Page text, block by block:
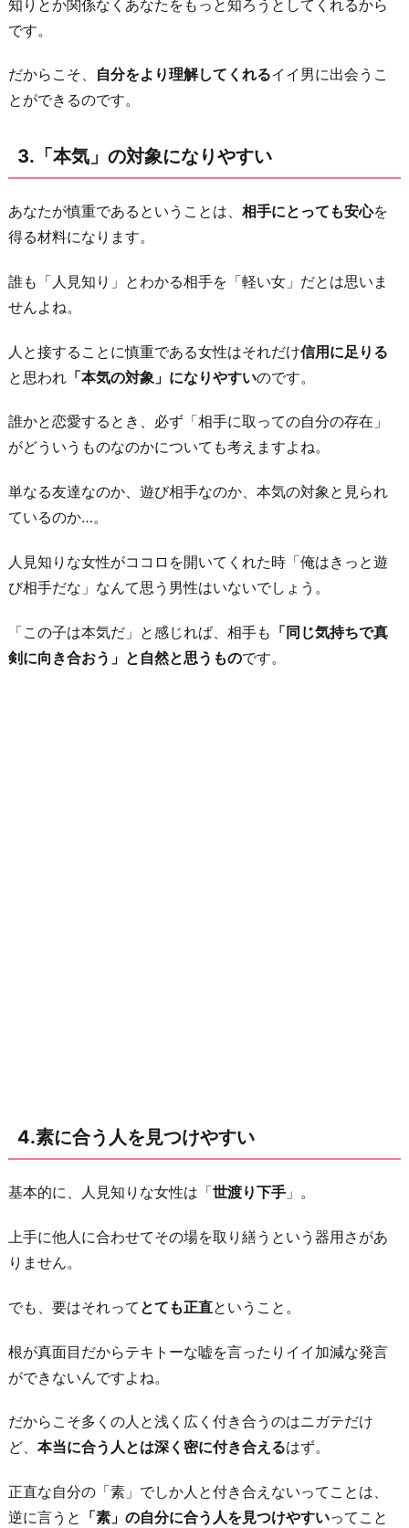
あ
る
男
性
や
す
お
り
に
知りとか関係なくあなたをもっと知ろうとしてくれるから
です。
だからこそ、 自分をより理解してくれるイイ男に出会うこ
とができるのです。
3.「本気」の対象になりやすい
あなたが慎重であるということは、 相手にとっても安心を
得る材料になります。
誰も「人見知り」とわかる相手を「軽い女」だとは思いま
せんよね。
人と接することに慎重である女性はそれだけ信用に足りる
と思われ 「本気の対象」になりやすいのです。
誰かと恋愛するとき、必ず「相手に取っての自分の存在」
がどういうものなのかについても考えますよね。
単なる友達なのか、遊び相手なのか、本気の対象と見られ
ているのか…。
人見知りな女性がココロを開いてくれた時「俺はきっと遊
び相手だな」なんて思う男性はいないでしょう。
「この子は本気だ」と感じれば、相手も 「同じ気持ちで真
剣に向き合おう」と自然と思うものです。
4.素に合う人を見つけやすい
基本的に、人見知りな女性は「世渡り下手 」。
上手に他人に合わせてその場を取り繕うという器用さがあ
りません。
でも、要はそれって とても正直ということ。
根が真面目だからテキトーな嘘を言ったりイイ加減な発言
ができないんですよね。
だからこそ多くの人と浅く広く付き合うのはニガテだけ
ど、 本当に合う人とは深く密に付き合えるはず。
正直な自分の「素」でしか人と付き合えないってことは、
逆に言うと 「素」の自分に合う人を見つけやすいってこと